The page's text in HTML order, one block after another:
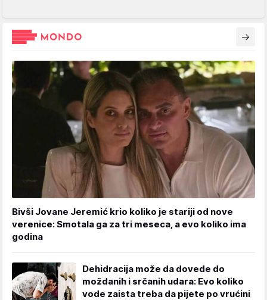
Bivši Jovane Jeremić krio koliko je stariji od nove
verenice: Smotala ga za tri meseca, a evo koliko ima
godina
Dehidracija može da dovede do
moždanih i srčanih udara: Evo koliko
vode zaista treba da pijete po vrućini